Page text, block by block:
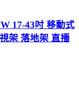
17-43吋 移動式
架 落地架 直播